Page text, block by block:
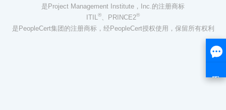
是Project Management Institute，Inc.的注册商标
ITIL®、PRINCE2®
是PeopleCert集团的注册商标，经PeopleCert授权使用，保留所有权利